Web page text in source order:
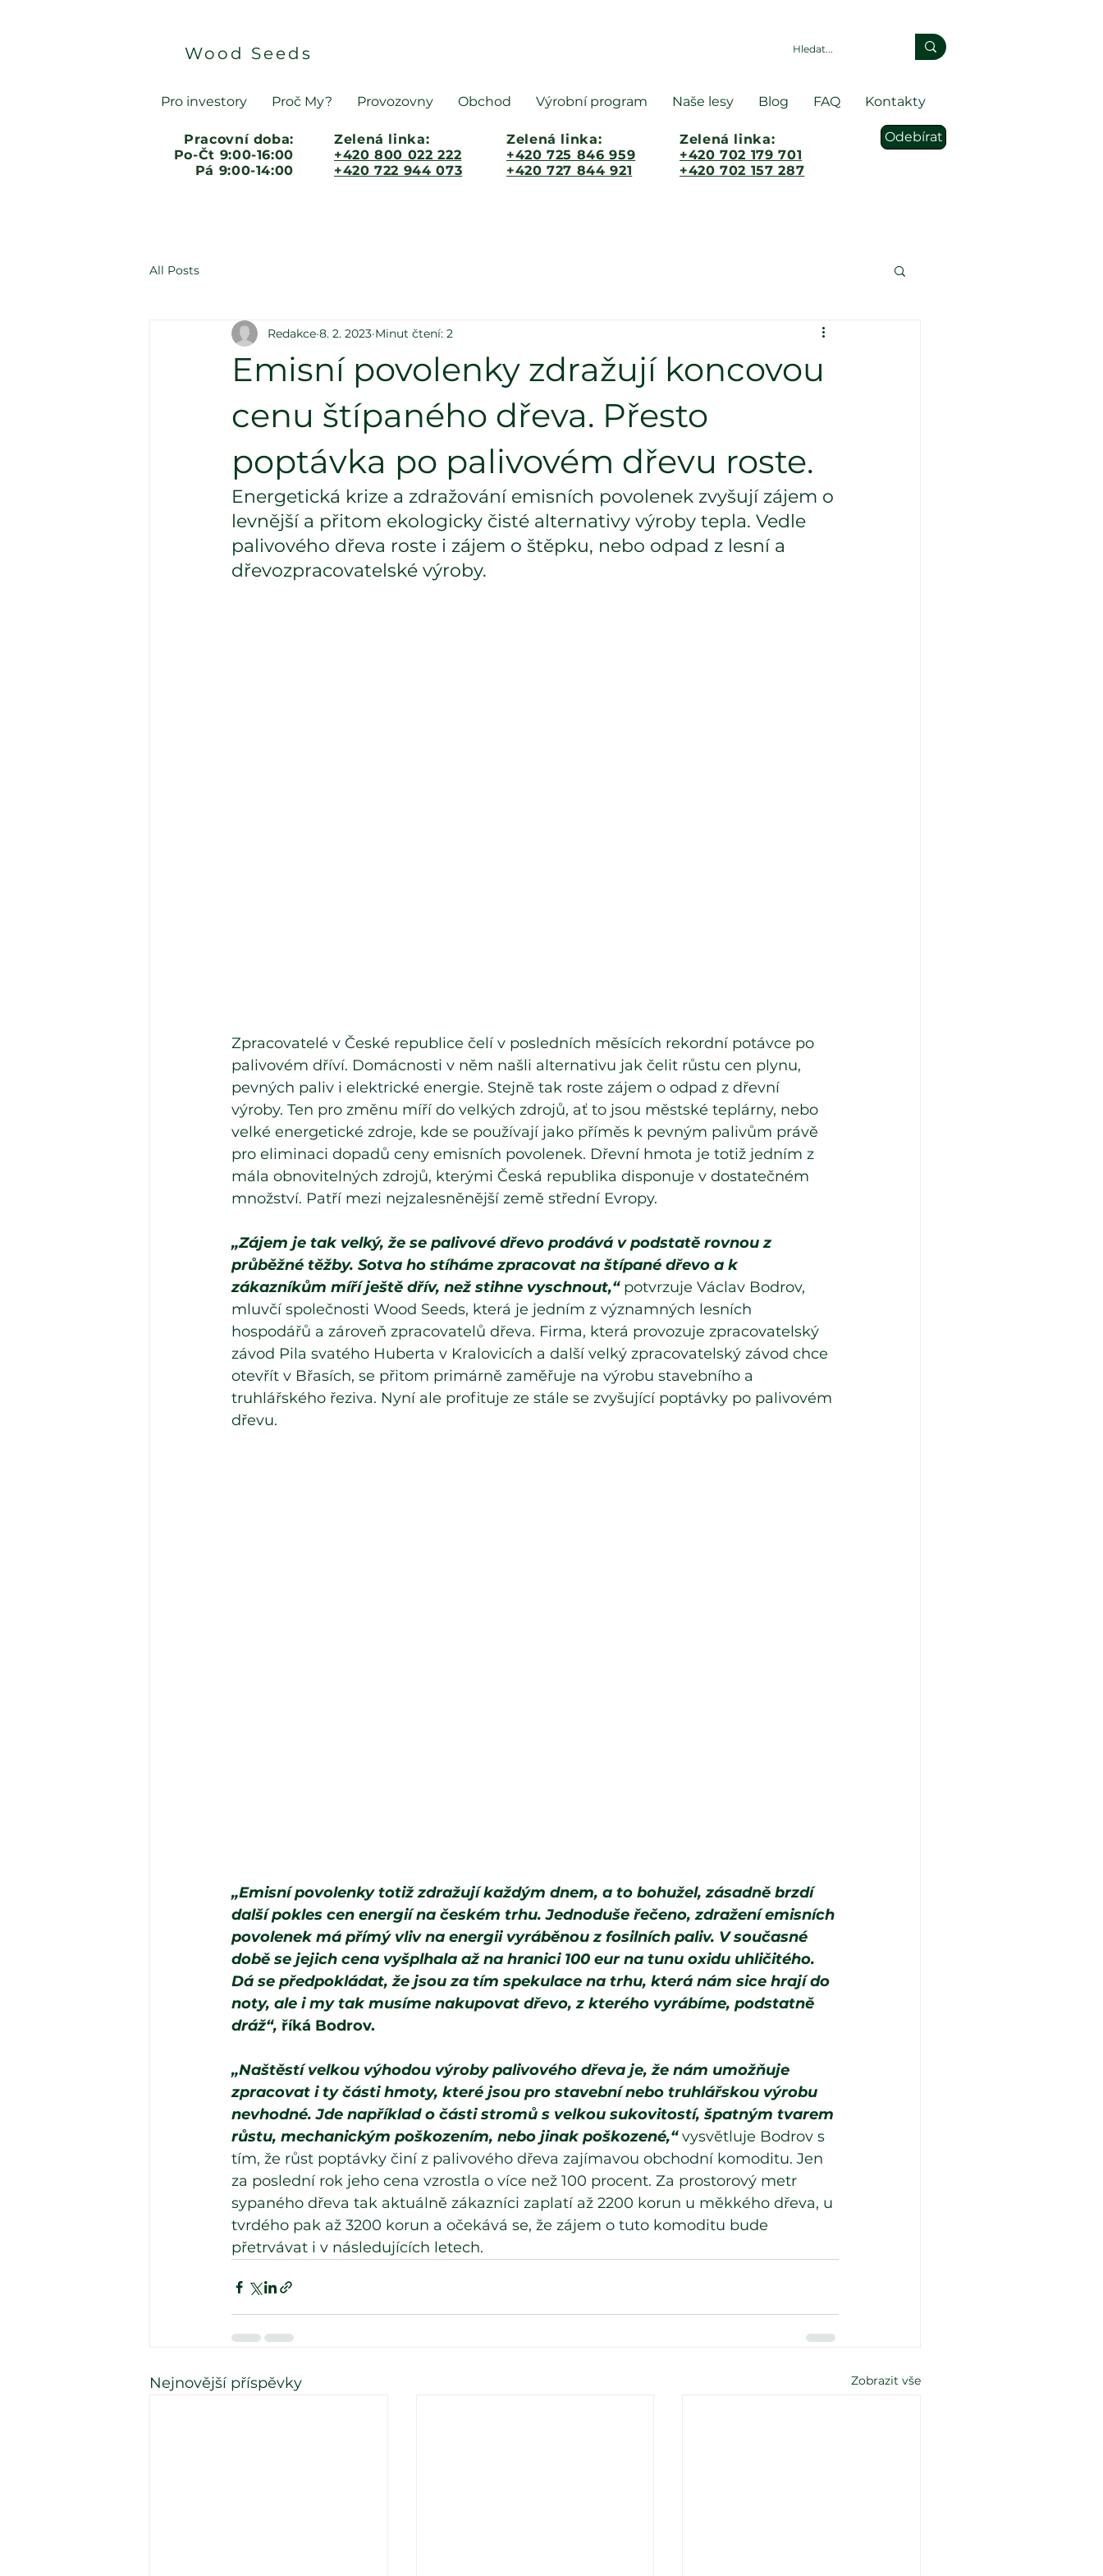
Wood Seeds
Pro investory Proč My? Provozovny Obchod Výrobní program Naše lesy Blog FAQ Kontakty
Pracovní doba:
Po-Čt 9:00-16:00
Pá 9:00-14:00
Zelená linka:
+420 800 022 222
+420 722 944 073
Zelená linka:
+420 725 846 959
+420 727 844 921
Zelená linka:
+420 702 179 701
+420 702 157 287
Odebírat
All Posts
Emisní povolenky zdražují koncovou
cenu štípaného dřeva. Přesto
poptávka po palivovém dřevu roste.
Redakce 8. 2. 2023 Minut čtení: 2
Energetická krize a zdražování emisních povolenek zvyšují zájem o
levnější a přitom ekologicky čisté alternativy výroby tepla. Vedle
palivového dřeva roste i zájem o štěpku, nebo odpad z lesní a
dřevozpracovatelské výroby.
Zpracovatelé v České republice čelí v posledních měsících rekordní potávce po
palivovém dříví. Domácnosti v něm našli alternativu jak čelit růstu cen plynu,
pevných paliv i elektrické energie. Stejně tak roste zájem o odpad z dřevní
výroby. Ten pro změnu míří do velkých zdrojů, ať to jsou městské teplárny, nebo
velké energetické zdroje, kde se používají jako příměs k pevným palivům právě
pro eliminaci dopadů ceny emisních povolenek. Dřevní hmota je totiž jedním z
mála obnovitelných zdrojů, kterými Česká republika disponuje v dostatečném
množství. Patří mezi nejzalesněnější země střední Evropy.
„Zájem je tak velký, že se palivové dřevo prodává v podstatě rovnou z
průběžné těžby. Sotva ho stíháme zpracovat na štípané dřevo a k
zákazníkům míří ještě dřív, než stihne vyschnout,“ potvrzuje Václav Bodrov,
mluvčí společnosti Wood Seeds, která je jedním z významných lesních
hospodářů a zároveň zpracovatelů dřeva. Firma, která provozuje zpracovatelský
závod Pila svatého Huberta v Kralovicích a další velký zpracovatelský závod chce
otevřít v Břasích, se přitom primárně zaměřuje na výrobu stavebního a
truhlářského řeziva. Nyní ale profituje ze stále se zvyšující poptávky po palivovém
dřevu.
„Emisní povolenky totiž zdražují každým dnem, a to bohužel, zásadně brzdí
další pokles cen energií na českém trhu. Jednoduše řečeno, zdražení emisních
povolenek má přímý vliv na energii vyráběnou z fosilních paliv. V současné
době se jejich cena vyšplhala až na hranici 100 eur na tunu oxidu uhličitého.
Dá se předpokládat, že jsou za tím spekulace na trhu, která nám sice hrají do
noty, ale i my tak musíme nakupovat dřevo, z kterého vyrábíme, podstatně
dráž“, říká Bodrov.
„Naštěstí velkou výhodou výroby palivového dřeva je, že nám umožňuje
zpracovat i ty části hmoty, které jsou pro stavební nebo truhlářskou výrobu
nevhodné. Jde například o části stromů s velkou sukovitostí, špatným tvarem
růstu, mechanickým poškozením, nebo jinak poškozené,“ vysvětluje Bodrov s
tím, že růst poptávky činí z palivového dřeva zajímavou obchodní komoditu. Jen
za poslední rok jeho cena vzrostla o více než 100 procent. Za prostorový metr
sypaného dřeva tak aktuálně zákazníci zaplatí až 2200 korun u měkkého dřeva, u
tvrdého pak až 3200 korun a očekává se, že zájem o tuto komoditu bude
přetrvávat i v následujících letech.
Nejnovější příspěvky Zobrazit vše